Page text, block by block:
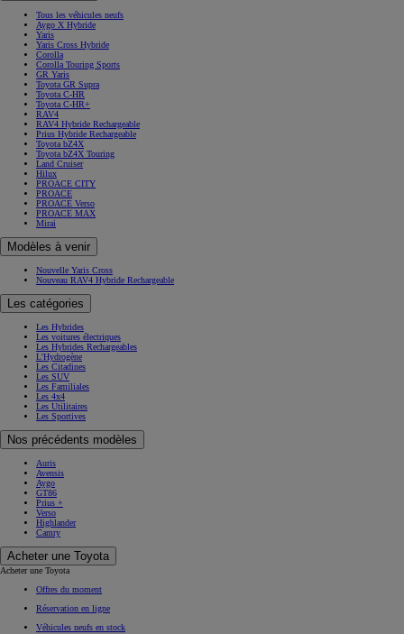
Tous les véhicules neufs
Aygo X Hybride
Yaris
Yaris Cross Hybride
Corolla
Corolla Touring Sports
GR Yaris
Toyota GR Supra
Toyota C-HR
Toyota C-HR+
RAV4
RAV4 Hybride Rechargeable
Prius Hybride Rechargeable
Toyota bZ4X
Toyota bZ4X Touring
Land Cruiser
Hilux
PROACE CITY
PROACE
PROACE Verso
PROACE MAX
Mirai
Modèles à venir
Nouvelle Yaris Cross
Nouveau RAV4 Hybride Rechargeable
Les catégories
Les Hybrides
Les voitures électriques
Les Hybrides Rechargeables
L'Hydrogène
Les Citadines
Les SUV
Les Familiales
Les 4x4
Les Utilitaires
Les Sportives
Nos précédents modèles
Auris
Avensis
Aygo
GT86
Prius +
Verso
Highlander
Camry
Acheter une Toyota
Acheter une Toyota
Offres du moment
Réservation en ligne
Véhicules neufs en stock